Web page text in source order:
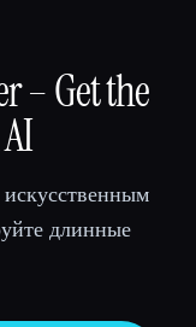
– Get the
искусственным
длинные